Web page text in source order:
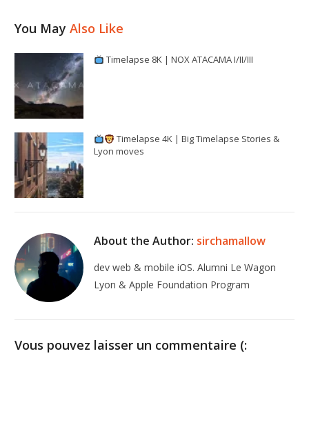
You MayAlso Like
Timelapse 8K | NOX ATACAMA I/II/III
Timelapse 4K | Big Timelapse Stories &
Lyon moves
About the Author: sirchamallow
dev web & mobile iOS. Alumni Le Wagon
Lyon & Apple Foundation Program
Vous pouvez laisser un commentaire (: